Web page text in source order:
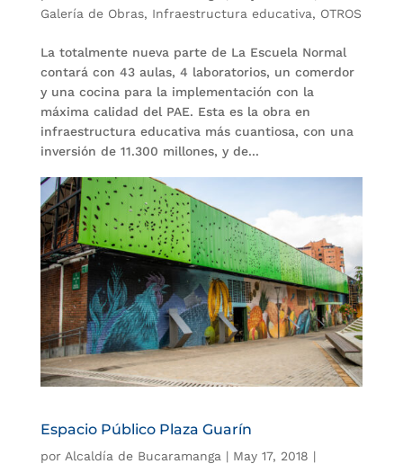
Galería de Obras, Infraestructura educativa, OTROS
La totalmente nueva parte de La Escuela Normal
contará con 43 aulas, 4 laboratorios, un comerdor
y una cocina para la implementación con la
máxima calidad del PAE. Esta es la obra en
infraestructura educativa más cuantiosa, con una
inversión de 11.300 millones, y de...
Espacio Público Plaza Guarín
por Alcaldía de Bucaramanga | May 17, 2018 |